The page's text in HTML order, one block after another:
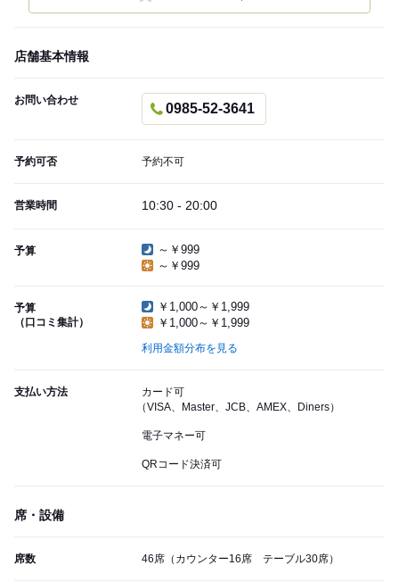
店舗基本情報
お問い合わせ
0985-52-3641
予約可否 予約不可
営業時間 10:30 - 20:00
予算
～￥999
～￥999
予算
（口コミ集計）
￥1,000～￥1,999
￥1,000～￥1,999
利用金額分布を見る
支払い方法
カード可
（VISA、Master、JCB、AMEX、Diners）
電子マネー可
QRコード決済可
席・設備
席数 46席（カウンター16席 テーブル30席）